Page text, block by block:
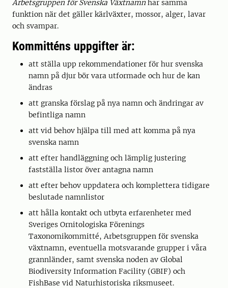
Arbetsgruppen för Svenska Växtnamnhar samma
funktion när det gäller kärlväxter, mossor, alger, lavar
och svampar.
Kommitténs uppgifter är:
att ställa upp rekommendationer för hur svenska
namn på djur bör vara utformade och hur de kan
ändras
att granska förslag på nya namn och ändringar av
befintliga namn
att vid behov hjälpa till med att komma på nya
svenska namn
att efter handläggning och lämplig justering
fastställa listor över antagna namn
att efter behov uppdatera och komplettera tidigare
beslutade namnlistor
att hålla kontakt och utbyta erfarenheter med
Sveriges Ornitologiska Förenings
Taxonomikommitté, Arbetsgruppen för svenska
växtnamn, eventuella motsvarande grupper i våra
grannländer, samt svenska noden av Global
Biodiversity Information Facility (GBIF) och
FishBase vid Naturhistoriska riksmuseet.